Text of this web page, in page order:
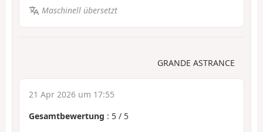
Maschinell übersetzt
GRANDE ASTRANCE
21 Apr 2026 um 17:55
Gesamtbewertung : 5 / 5